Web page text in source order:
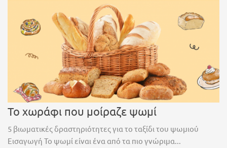
Το χωράφι που μοίραζε ψωμί
5 βιωματικές δραστηριότητες για το ταξίδι του ψωμιού
Εισαγωγή Το ψωμί είναι ένα από τα πιο γνώριμα...